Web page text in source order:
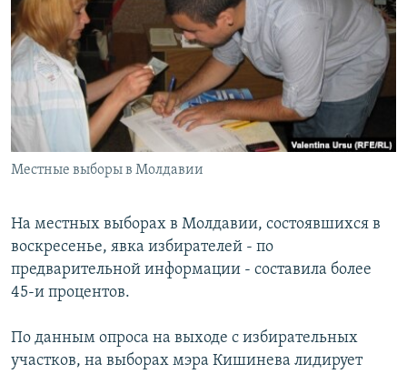
РАСПИСАНИЕ ВЕЩАНИЯ
ПОДПИШИТЕСЬ НА РАССЫЛКУ
СОЦИАЛЬНЫЕ СЕТИ
Все сайты РСЕ/РС
Местные выборы в Молдавии
На местных выборах в Молдавии, состоявшихся в
воскресенье, явка избирателей - по
предварительной информации - составила более
45-и процентов.
По данным опроса на выходе с избирательных
участков, на выборах мэра Кишинева лидирует